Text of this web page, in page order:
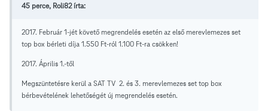
45 perce, Roli82 írta:
2017. Február 1-jét követő megrendelés esetén az első merevlemezes set
top box bérleti díja 1.550 Ft-ról 1.100 Ft-ra csökken!
2017. Április 1.-től
Megszüntetésre kerül a SAT TV 2. és 3. merevlemezes set top box
bérbevételének lehetőségét új megrendelés esetén.